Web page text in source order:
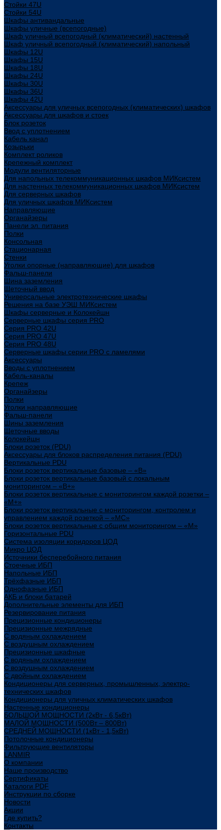
Стойки 47U
Стойки 54U
Шкафы антивандальные
Шкафы уличные (всепогодные)
Шкаф уличный всепогодный (климатический) настенный
Шкаф уличный всепогодный (климатический) напольный
Шкафы 12U
Шкафы 15U
Шкафы 18U
Шкафы 24U
Шкафы 30U
Шкафы 36U
Шкафы 42U
Аксессуары для уличных всепогодных (климатических) шкафов
Аксессуары для шкафов и стоек
Блок розеток
Ввод с уплотнением
Кабель канал
Козырьки
Комплект роликов
Крепежный комплект
Модули вентиляторные
Для напольных телекоммуникационных шкафов МИКсистем
Для настенных телекоммуникационных шкафов МИКсистем
Для серверных шкафов
Для уличных шкафов МИКсистем
Направляющие
Органайзеры
Панели эл. питания
Полки
Консольная
Стационарная
Стенки
Уголки опорные (направляющие) для шкафов
Фальш-панели
Шина заземления
Щеточный ввод
Универсальные электротехнические шкафы
Решения на базе УЭШ МИКсистем
Шкафы серверные и Колокейшн
Серверные шкафы серия PRO
Серия PRO 42U
Серия PRO 47U
Серия PRO 48U
Серверные шкафы серии PRO с ламелями
Аксессуары
Вводы с уплотнением
Кабель-каналы
Крепеж
Органайзеры
Полки
Уголки направляющие
Фальш-панели
Шины заземления
Щеточные вводы
Колокейшн
Блоки розеток (PDU)
Аксессуары для блоков распределения питания (PDU)
Вертикальные PDU
Блоки розеток вертикальные базовые – «В»
Блоки розеток вертикальные базовый с локальным
мониторингом – «В+»
Блоки розеток вертикальные с мониторингом каждой розетки –
«М+»
Блоки розеток вертикальные с мониторингом, контролем и
управлением каждой розеткой – «МС»
Блоки розеток вертикальные с общим мониторингом – «М»
Горизонтальные PDU
Система изоляции коридоров ЦОД
Микро ЦОД
Источники бесперебойного питания
Стоечные ИБП
Напольные ИБП
Трёхфазные ИБП
Однофазные ИБП
АКБ и блоки батарей
Дополнительные элементы для ИБП
Резервирование питания
Прецизионные кондиционеры
Прецизионные межрядные
С водяным охлаждением
С воздушным охлаждением
Прецизионные шкафные
С водяным охлаждением
С воздушным охлаждением
С двойным охлаждением
Кондиционеры для серверных, промышленных, электро-
технических шкафов
Кондиционеры для уличных климатических шкафов
Настенные кондиционеры
БОЛЬШОЙ МОЩНОСТИ (2кВт - 6,5кВт)
МАЛОЙ МОЩНОСТИ (500Вт – 800Вт)
СРЕДНЕЙ МОЩНОСТИ (1кВт - 1,5кВт)
Потолочные кондиционеры
Фильтрующие вентиляторы
LANMIR
О компании
Наше производство
Сертификаты
Каталоги PDF
Инструкции по сборке
Новости
Акции
Где купить?
Контакты